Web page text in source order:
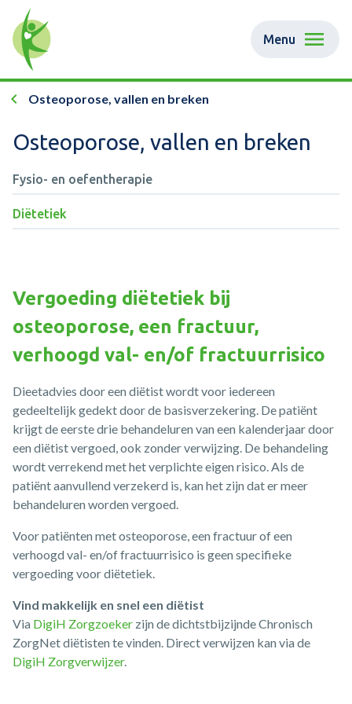
Menu
Osteoporose, vallen en breken
Osteoporose, vallen en breken
Fysio- en oefentherapie
Diëtetiek
Vergoeding diëtetiek bij
osteoporose, een fractuur,
verhoogd val- en/of fractuurrisico
Dieetadvies door een diëtist wordt voor iedereen
gedeeltelijk gedekt door de basisverzekering. De patiënt
krijgt de eerste drie behandeluren van een kalenderjaar door
een diëtist vergoed, ook zonder verwijzing. De behandeling
wordt verrekend met het verplichte eigen risico. Als de
patiënt aanvullend verzekerd is, kan het zijn dat er meer
behandeluren worden vergoed.
Voor patiënten met osteoporose, een fractuur of een
verhoogd val- en/of fractuurrisico is geen specifieke
vergoeding voor diëtetiek.
Vind makkelijk en snel een diëtist
Via DigiH Zorgzoeker zijn de dichtstbijzijnde Chronisch
ZorgNet diëtisten te vinden. Direct verwijzen kan via de
DigiH Zorgverwijzer.